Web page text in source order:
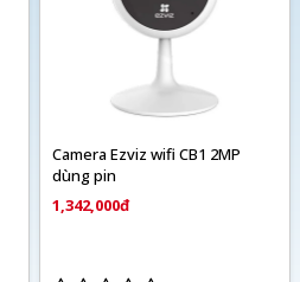
Camera Ezviz wifi CB1 2MP
dùng pin
1,342,000đ